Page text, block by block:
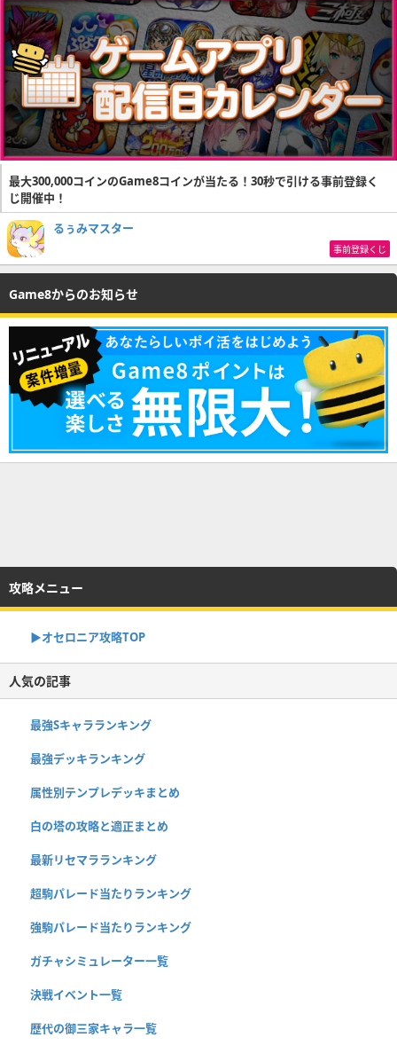
最大300,000コインのGame8コインが当たる！30秒で引ける事前登録く
じ開催中！
るぅみマスター
事前登録くじ
Game8からのお知らせ
攻略メニュー
▶︎オセロニア攻略TOP
人気の記事
最強Sキャラランキング
最強デッキランキング
属性別テンプレデッキまとめ
白の塔の攻略と適正まとめ
最新リセマラランキング
超駒パレード当たりランキング
強駒パレード当たりランキング
ガチャシミュレーター一覧
決戦イベント一覧
歴代の御三家キャラ一覧